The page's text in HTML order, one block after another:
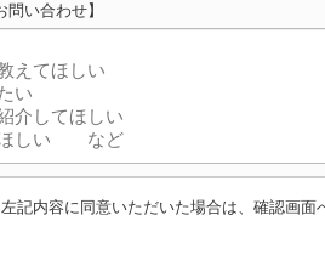
問い合わせ】
記内容に同意いただいた場合は、確認画面